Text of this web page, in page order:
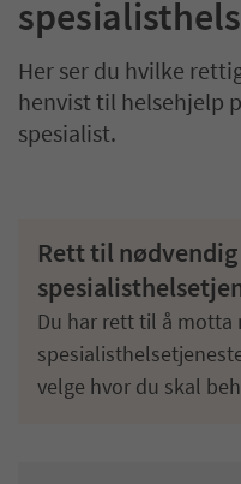
Her ser du hvilke
henvist til helsehjelp
spesialist.
Rett til
Du har rett til å motta
velge hvor du skal